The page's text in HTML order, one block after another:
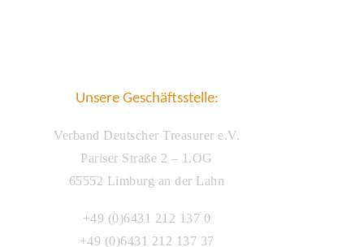
Unsere Geschäftsstelle:
Verband Deutscher Treasurer e.V.
Pariser Straße 2 – 1.OG
65552 Limburg an der Lahn
+49 (0)6431 212 137 0
+49 (0)6431 212 137 37